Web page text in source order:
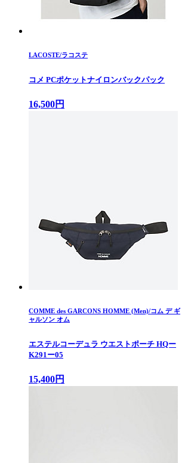
LACOSTE/ラコステ
コメ PCポケットナイロンバックパック
16,500円
COMME des GARCONS HOMME (Men)/コム デ ギ
ャルソン オム
エステルコーデュラ ウエストポーチ HQー
K291ー05
15,400円